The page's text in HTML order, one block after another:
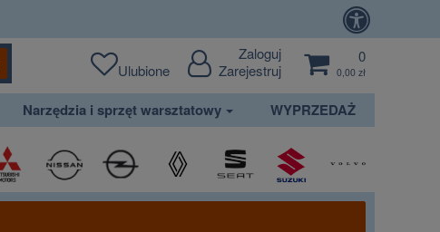
Ulubione
Zaloguj
Zarejestruj
0
0,00 zł
Narzędzia i sprzęt warsztatowy WYPRZEDAŻ